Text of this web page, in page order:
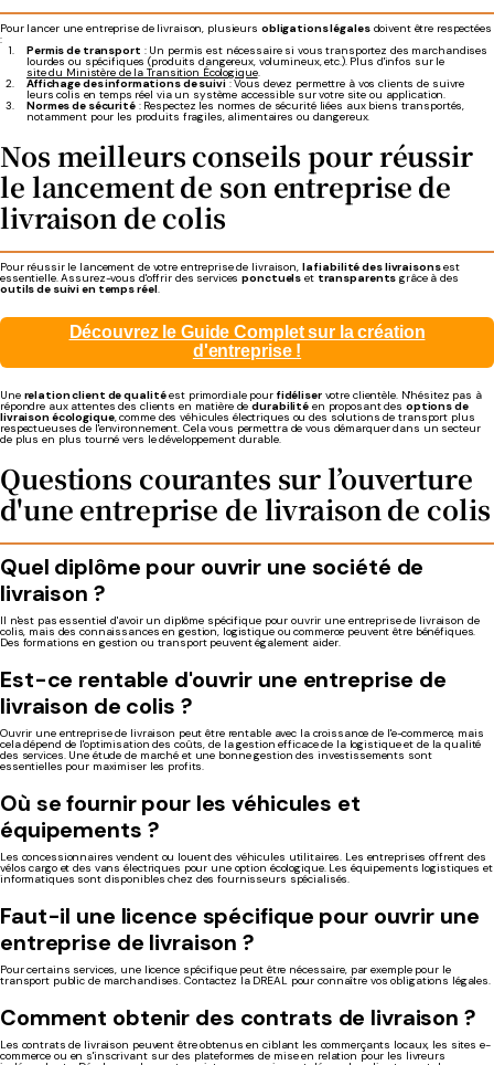
Pour lancer une entreprise de livraison, plusieurs obligations légalesdoivent être respectées
:
Permis de transport : Un permis est nécessaire si vous transportez des marchandises
lourdes ou spécifiques (produits dangereux, volumineux, etc.). Plus d'infos sur le
site du Ministère de la Transition Écologique.
Affichage des informations de suivi: Vous devez permettre à vos clients de suivre
leurs colis en temps réel via un système accessible sur votre site ou application.
Normes de sécurité: Respectez les normes de sécurité liées aux biens transportés,
notamment pour les produits fragiles, alimentaires ou dangereux.
Nos meilleurs conseils pour réussir
le lancement de son entreprise de
livraison de colis
Pour réussir le lancement de votre entreprise de livraison, la fiabilité des livraisonsest
essentielle. Assurez-vous d'offrir des servicesponctuels et transparents grâce à des
outils de suivi en temps réel.
Découvrez le Guide Complet sur la création
d'entreprise !
Une relation client de qualitéest primordiale pour fidéliservotre clientèle. N'hésitez pas à
répondre aux attentes des clients en matière dedurabilité en proposant des options de
livraison écologique, comme des véhicules électriques ou des solutions de transport plus
respectueuses de l'environnement. Cela vous permettra de vous démarquer dans un secteur
de plus en plus tourné vers le développement durable.
Questions courantes sur l’ouverture
d'une entreprise de livraison de colis
Quel diplôme pour ouvrir une société de
livraison ?
Il n'est pas essentiel d'avoir un diplôme spécifique pour ouvrir une entreprise de livraison de
colis, mais des connaissances en gestion, logistique ou commerce peuvent être bénéfiques.
Des formations en gestion ou transport peuvent également aider.
Est-ce rentable d'ouvrir une entreprise de
livraison de colis ?
Ouvrir une entreprise de livraison peut être rentable avec la croissance de l'e-commerce, mais
cela dépend de l'optimisation des coûts, de la gestion efficace de la logistique et de la qualité
des services. Une étude de marché et une bonne gestion des investissements sont
essentielles pour maximiser les profits.
Où se fournir pour les véhicules et
équipements ?
Les concessionnaires vendent ou louent des véhicules utilitaires. Les entreprises offrent des
vélos cargo et des vans électriques pour une option écologique. Les équipements logistiques et
informatiques sont disponibles chez des fournisseurs spécialisés.
Faut-il une licence spécifique pour ouvrir une
entreprise de livraison ?
Pour certains services, une licence spécifique peut être nécessaire, par exemple pour le
transport public de marchandises. Contactez la DREAL pour connaître vos obligations légales.
Comment obtenir des contrats de livraison ?
Les contrats de livraison peuvent être obtenus en ciblant les commerçants locaux, les sites e-
commerce ou en s'inscrivant sur des plateformes de mise en relation pour les livreurs